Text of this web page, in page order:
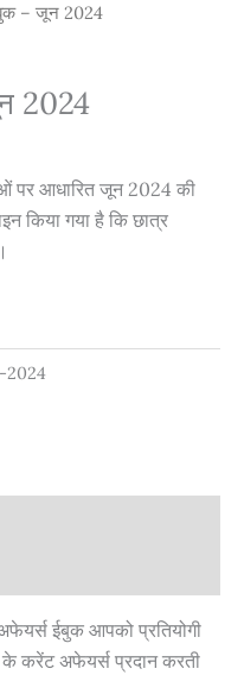
– जून 2024
2024
पर आधारित जून 2024 की
किया गया है कि छात्र
ईबुक आपको प्रतियोगी
के करेंट अफेयर्स प्रदान करती